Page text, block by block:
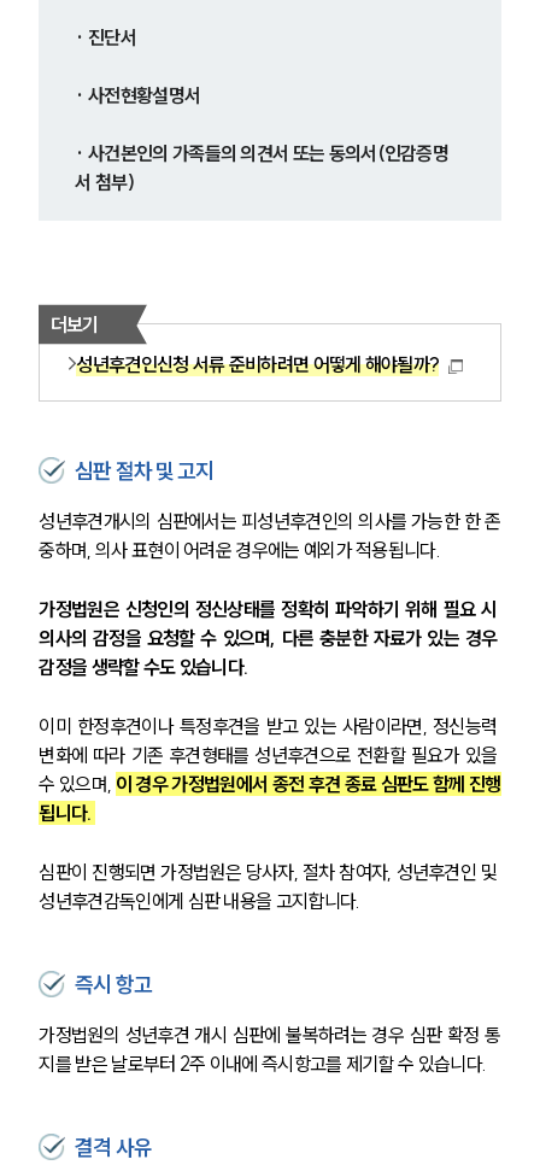
· 진단서
· 사전현황설명서
· 사건본인의 가족들의 의견서 또는 동의서(인감증명
서 첨부)
더보기
성년후견인신청 서류 준비하려면 어떻게 해야될까?
심판 절차 및 고지
성년후견개시의 심판에서는 피성년후견인의 의사를 가능한 한 존
중하며, 의사 표현이 어려운 경우에는 예외가 적용됩니다.
가정법원은 신청인의 정신상태를 정확히 파악하기 위해 필요 시
의사의 감정을 요청할 수 있으며, 다른 충분한 자료가 있는 경우
감정을 생략할 수도 있습니다.
이미 한정후견이나 특정후견을 받고 있는 사람이라면, 정신능력
변화에 따라 기존 후견형태를 성년후견으로 전환할 필요가 있을
수 있으며, 이 경우 가정법원에서 종전 후견 종료 심판도 함께 진행
됩니다.
심판이 진행되면 가정법원은 당사자, 절차 참여자, 성년후견인 및
성년후견감독인에게 심판 내용을 고지합니다.
즉시 항고
가정법원의 성년후견 개시 심판에 불복하려는 경우 심판 확정 통
지를 받은 날로부터 2주 이내에 즉시항고를 제기할 수 있습니다.
결격 사유